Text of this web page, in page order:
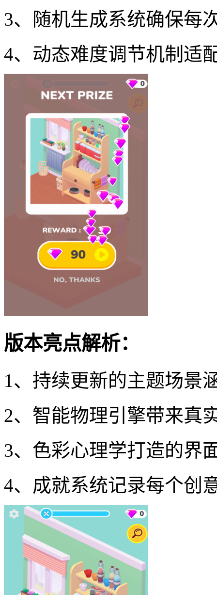
3、随机生成系统确保每
4、动态难度调节机制适
版本亮点解析：
1、持续更新的主题场景
2、智能物理引擎带来真
3、色彩心理学打造的界
4、成就系统记录每个创